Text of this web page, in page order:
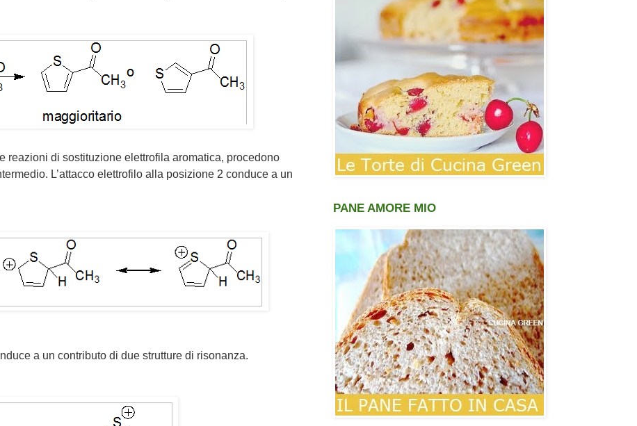
reazioni di sostituzione elettrofila aromatica, procedono
L’attacco elettrofilo alla posizione 2 conduce a un
a un contributo di due strutture di risonanza.
PANE AMORE MIO